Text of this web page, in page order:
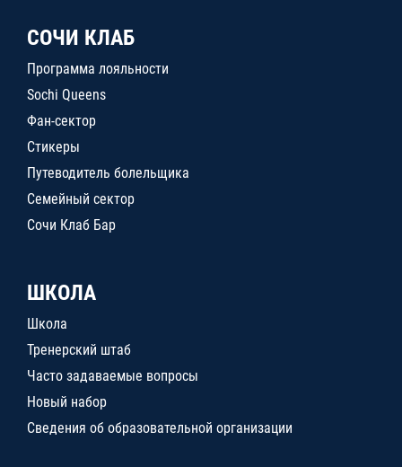
СОЧИ КЛАБ
Программа лояльности
Sochi Queens
Фан-сектор
Стикеры
Путеводитель болельщика
Семейный сектор
Сочи Клаб Бар
ШКОЛА
Школа
Тренерский штаб
Часто задаваемые вопросы
Новый набор
Сведения об образовательной организации